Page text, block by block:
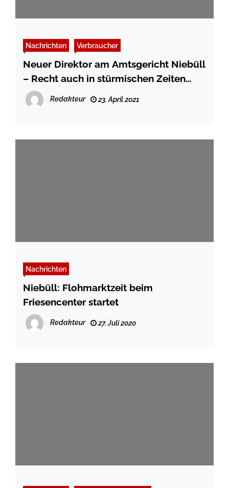
Nachrichten Verbraucher
Neuer Direktor am Amtsgericht Niebüll
– Recht auch in stürmischen Zeiten
schützen
Redakteur 23. April 2021
Nachrichten
Niebüll: Flohmarktzeit beim
Friesencenter startet
Redakteur 27. Juli 2020